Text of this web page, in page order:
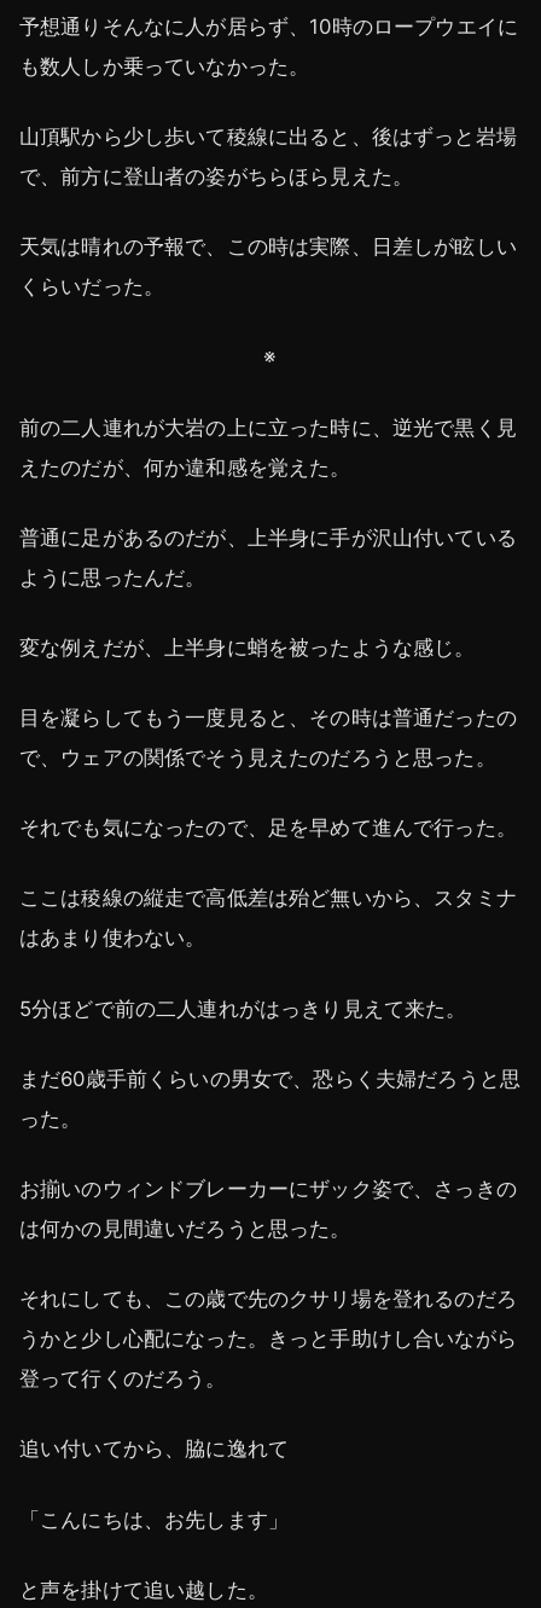
予想通りそんなに人が居らず、10時のロープウエイに
も数人しか乗っていなかった。
山頂駅から少し歩いて稜線に出ると、後はずっと岩場
で、前方に登山者の姿がちらほら見えた。
天気は晴れの予報で、この時は実際、日差しが眩しい
くらいだった。
※
前の二人連れが大岩の上に立った時に、逆光で黒く見
えたのだが、何か違和感を覚えた。
普通に足があるのだが、上半身に手が沢山付いている
ように思ったんだ。
変な例えだが、上半身に蛸を被ったような感じ。
目を凝らしてもう一度見ると、その時は普通だったの
で、ウェアの関係でそう見えたのだろうと思った。
それでも気になったので、足を早めて進んで行った。
ここは稜線の縦走で高低差は殆ど無いから、スタミナ
はあまり使わない。
5分ほどで前の二人連れがはっきり見えて来た。
まだ60歳手前くらいの男女で、恐らく夫婦だろうと思
った。
お揃いのウィンドブレーカーにザック姿で、さっきの
は何かの見間違いだろうと思った。
それにしても、この歳で先のクサリ場を登れるのだろ
うかと少し心配になった。きっと手助けし合いながら
登って行くのだろう。
追い付いてから、脇に逸れて
「こんにちは、お先します」
と声を掛けて追い越した。